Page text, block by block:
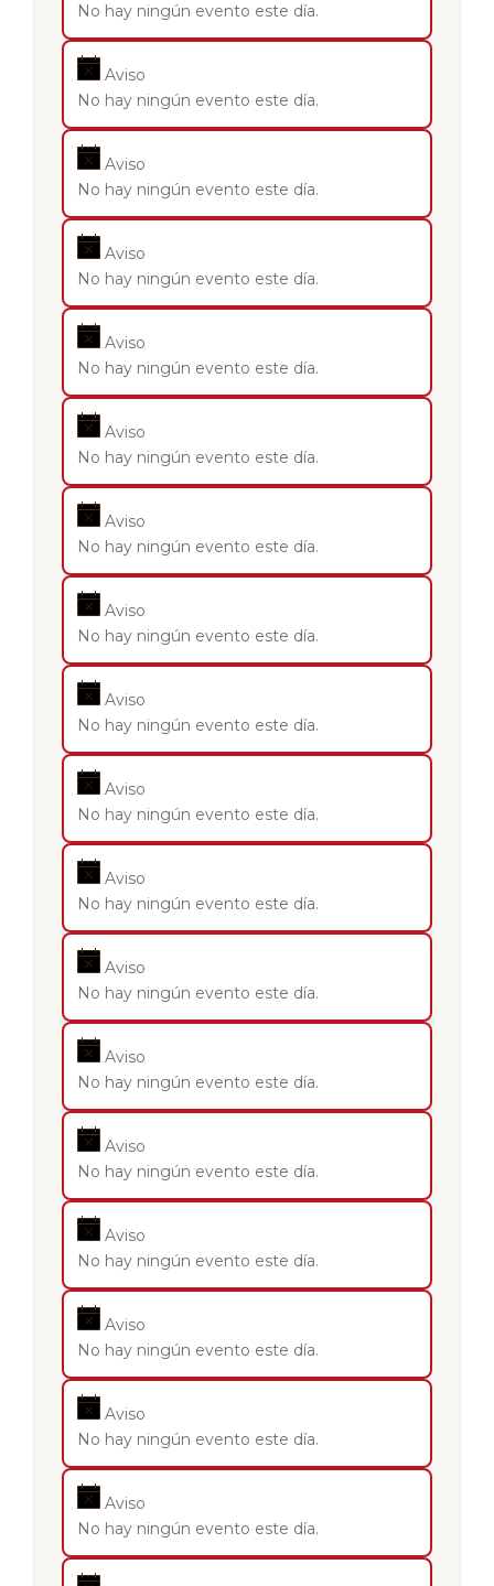
No hay ningún evento este día.
Aviso
No hay ningún evento este día.
Aviso
No hay ningún evento este día.
Aviso
No hay ningún evento este día.
Aviso
No hay ningún evento este día.
Aviso
No hay ningún evento este día.
Aviso
No hay ningún evento este día.
Aviso
No hay ningún evento este día.
Aviso
No hay ningún evento este día.
Aviso
No hay ningún evento este día.
Aviso
No hay ningún evento este día.
Aviso
No hay ningún evento este día.
Aviso
No hay ningún evento este día.
Aviso
No hay ningún evento este día.
Aviso
No hay ningún evento este día.
Aviso
No hay ningún evento este día.
Aviso
No hay ningún evento este día.
Aviso
No hay ningún evento este día.